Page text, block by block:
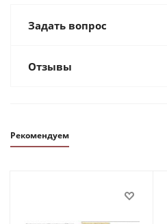
Задать вопрос
Отзывы
Рекомендуем